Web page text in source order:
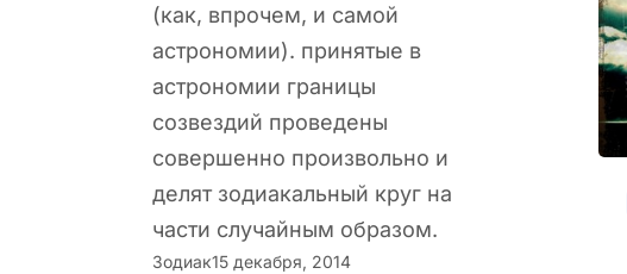
(как, впрочем, и самой
астрономии). принятые в
астрономии границы
созвездий проведены
совершенно произвольно и
делят зодиакальный круг на
части случайным образом.
Зодиак15 декабря, 2014